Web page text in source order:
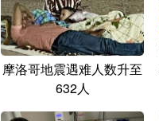
摩洛哥地震遇难人数升至
632人